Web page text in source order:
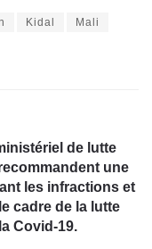
Kidal Mali
de lutte
une
les infractions et
cadre de la lutte
Covid-19.